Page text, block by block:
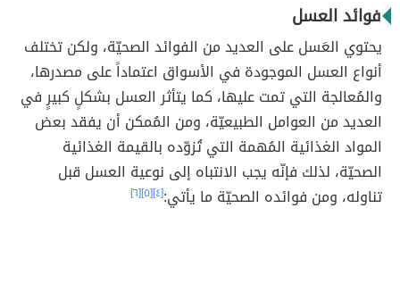
فوائد العسل
يحتوي العَسل على العديد من الفوائد الصحيّة، ولكن تختلف
أنواع العسل الموجودة في الأسواق اعتماداً على مصدرها،
والمُعالجة التي تمت عليها، كما يتأثر العسل بشكلٍ كبيرٍ في
العديد من العوامل الطبيعيّة، ومن المُمكن أن يفقد بعض
المواد الغذائية المُهمة التي تُزوّده بالقيمة الغذائية
الصحيّة، لذلك فإنّه يجب الانتباه إلى نوعية العسل قبل
تناوله، ومن فوائده الصحيّة ما يأتي:[٤] [٥] [٦]